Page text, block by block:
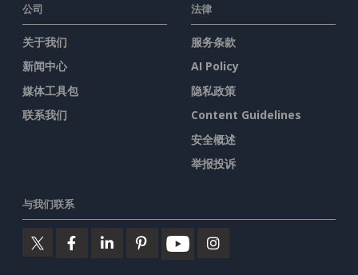
公司
关于我们
新闻中心
媒体工具包
联系我们
法律
服务条款
AI Policy
隐私政策
Content Guidelines
安全概述
举报投诉
与我们联系